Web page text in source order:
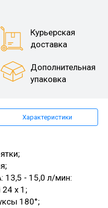
Курьерская
доставка
Дополнительная
упаковка
Характеристики
13,5 - 15,0 л/мин:
24 x 1;
180°;